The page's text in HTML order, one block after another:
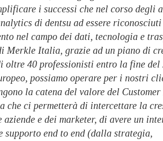
i successi che nel corso degli
di dentsu ad essere riconosciuti
nel campo dei dati, tecnologia e
Merkle Italia, grazie ad un piano di
oltre 40 professionisti entro la fine del
possiamo operare per i nostri
la catena del valore del
che ci permetterà di intercettare la
e dei marketer, di avere un
end to end (dalla strategia,